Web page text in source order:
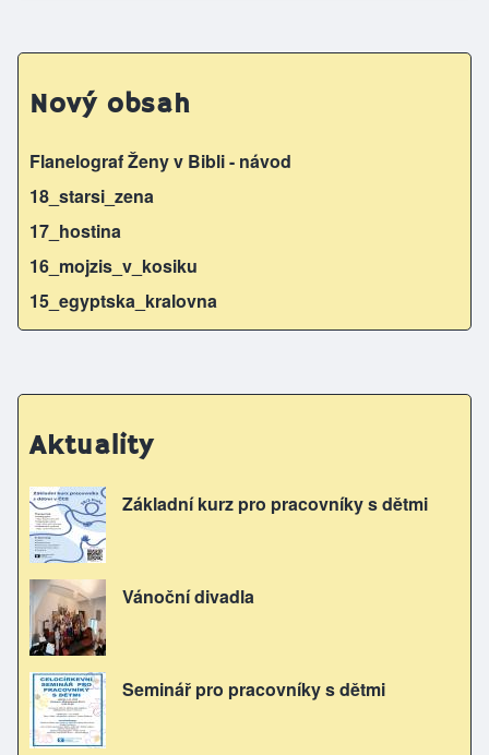
Nový obsah
Flanelograf Ženy v Bibli - návod
18_starsi_zena
17_hostina
16_mojzis_v_kosiku
15_egyptska_kralovna
Aktuality
Základní kurz pro pracovníky s dětmi
Vánoční divadla
Seminář pro pracovníky s dětmi